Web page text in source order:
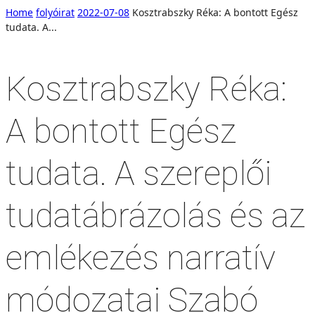
Home folyóirat 2022-07-08 Kosztrabszky Réka: A bontott Egész
tudata. A...
Kosztrabszky Réka:
A bontott Egész
tudata. A szereplői
tudatábrázolás és az
emlékezés narratív
módozatai Szabó